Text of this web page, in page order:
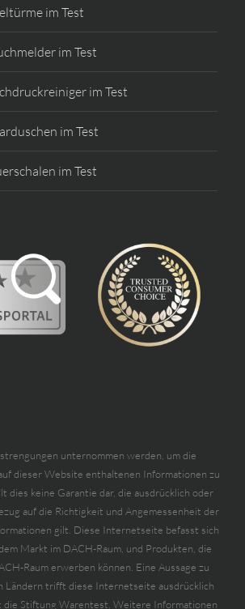
im Test
im Test
im Test
im Test
im Test
unternommen werden, um die
dieser Website enthaltenen Informationen zu
dies keine Garantie dar, die ausdrücklich oder
auf die Richtigkeit und Angemessenheit der
gilt. Diese Internetseite befasst sich
Markt im DACH-Raum, und Produkten, die
Raum erwerben können. Eine Aussage zu
Ländern trifft diese Internetseite ausdrücklich
die Stiftung Warentest. Weitere Informationen